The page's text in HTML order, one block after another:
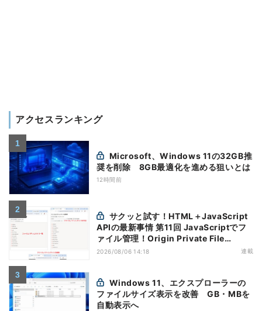
アクセスランキング
奨を削除 8GB最適化を進める狙いとは
12時間前
APIの最新事情 第11回 JavaScriptでフ
ァイル管理！Origin Private File
Systemを活用する
2026/08/06 14:18 連載
ファイルサイズ表示を改善 GB・MBを
自動表示へ